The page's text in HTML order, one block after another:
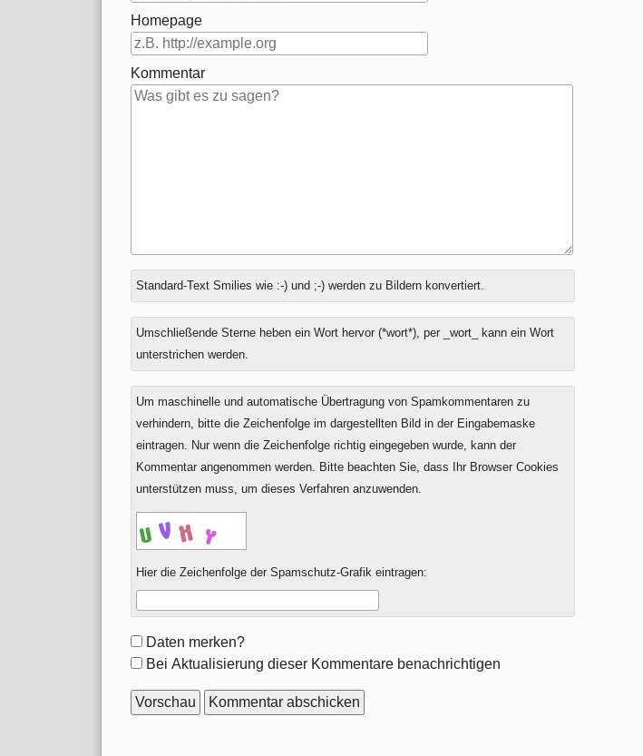
Homepage
Kommentar
Antwort
zu
Standard-Text Smilies wie :-) und ;-) werden zu Bildern konvertiert.
Umschließende Sterne heben ein Wort hervor (*wort*), per _wort_ kann ein Wort
unterstrichen werden.
Um maschinelle und automatische Übertragung von Spamkommentaren zu
verhindern, bitte die Zeichenfolge im dargestellten Bild in der Eingabemaske
eintragen. Nur wenn die Zeichenfolge richtig eingegeben wurde, kann der
Kommentar angenommen werden. Bitte beachten Sie, dass Ihr Browser Cookies
unterstützen muss, um dieses Verfahren anzuwenden.
Hier die Zeichenfolge der Spamschutz-Grafik eintragen:
Formular-
Optionen
Daten merken?
Bei Aktualisierung dieser Kommentare benachrichtigen